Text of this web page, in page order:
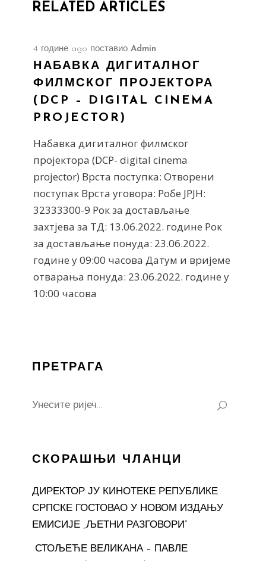
RELATED ARTICLES
4 године ago поставио Admin
НАБАВКА ДИГИТАЛНОГ
ФИЛМСКОГ ПРОЈЕКТОРА
(DCP – DIGITAL CINEMA
PROJECTOR)
Набавка дигиталног филмског
пројектора (DCP- digital cinema
projector) Врста поступка: Отворени
поступак Врста уговора: Робе ЈРЈН:
32333300-9 Рок за достављање
захтјева за ТД: 13.06.2022. године Рок
за достављање понуда: 23.06.2022.
године у 09:00 часова Датум и вријеме
отварања понуда: 23.06.2022. године у
10:00 часова
ПРЕТРАГА
for:
СКОРАШЊИ ЧЛАНЦИ
ДИРЕКТОР ЈУ КИНОТЕКЕ РЕПУБЛИКЕ
СРПСКЕ ГОСТОВАО У НОВОМ ИЗДАЊУ
ЕМИСИЈЕ „ЉЕТНИ РАЗГОВОРИ“
СТОЉЕЋЕ ВЕЛИКАНА – ПАВЛЕ